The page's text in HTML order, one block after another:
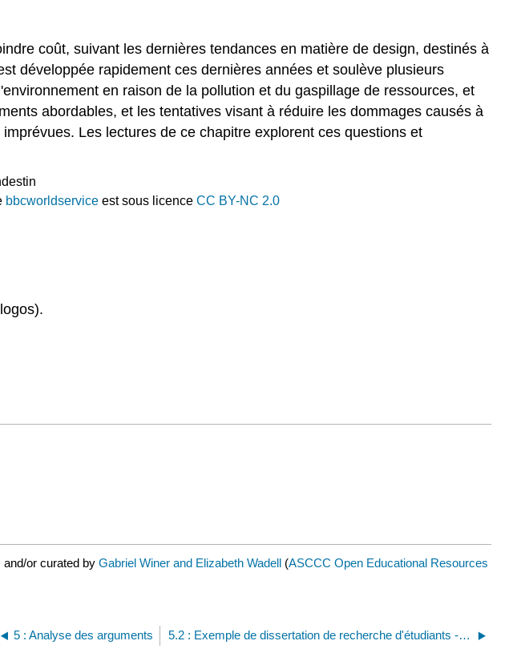
Licences
et
attributions
Contenu
sous
coût, suivant les dernières tendances en matière de design, destinés à
développée rapidement ces dernières années et soulève plusieurs
en raison de la pollution et du gaspillage de ressources, et
abordables, et les tentatives visant à réduire les dommages causés à
Les lectures de ce chapitre explorent ces questions et
bbcworldservice est sous licenceCC BY-NC 2.0
or curated by Gabriel Winer and Elizabeth Wadell (ASCCC Open Educational Resources
5 : Analyse des arguments 5.2 : Exemple de dissertation de recherche d'étudiants - Fast Fashion